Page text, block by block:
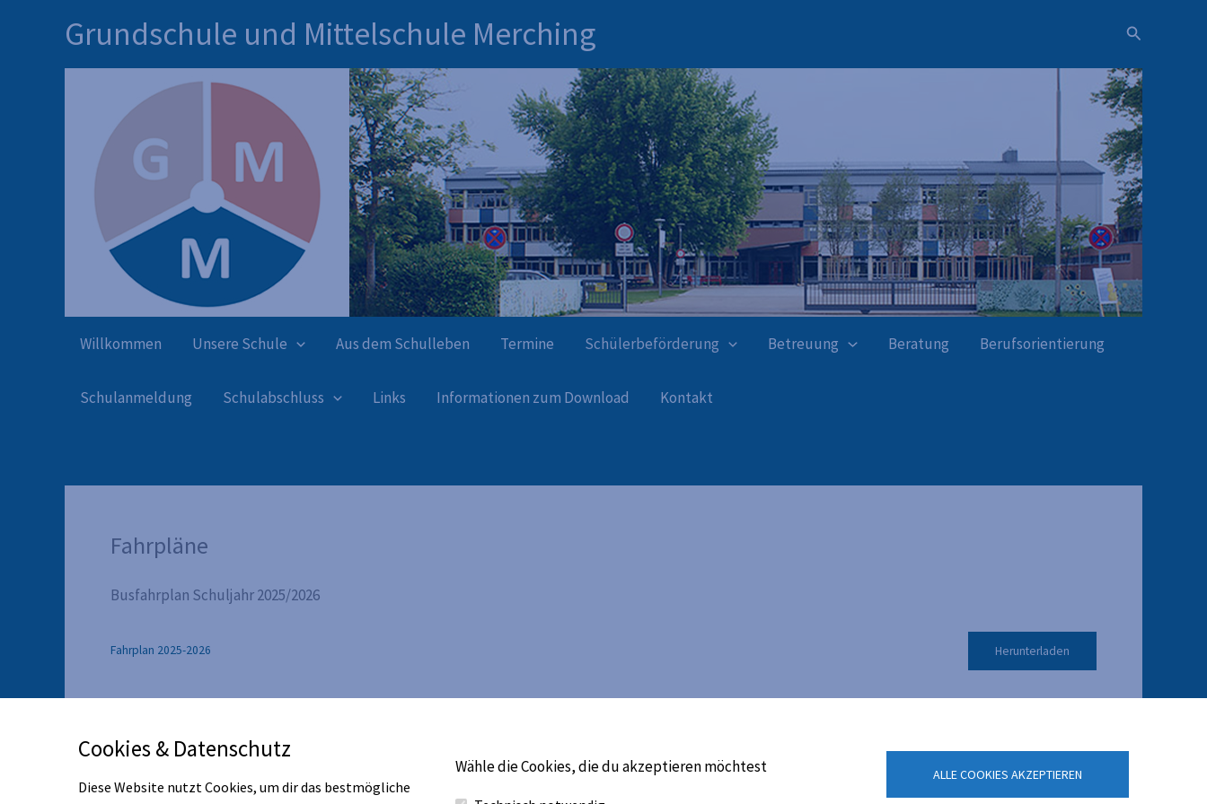
Grundschule und Mittelschule Merching Suchen
Willkommen Unsere Schule Aus dem Schulleben Termine Schülerbeförderung Betreuung Beratung Berufsorientierung
Schulanmeldung Schulabschluss Links Informationen zum Download Kontakt
Fahrpläne
Busfahrplan Schuljahr 2025/2026
Fahrplan 2025-2026 Herunterladen
Cookies & Datenschutz
Diese Website nutzt Cookies, um dir das bestmögliche
Wähle die Cookies, die du akzeptieren möchtest ALLE COOKIES AKZEPTIEREN